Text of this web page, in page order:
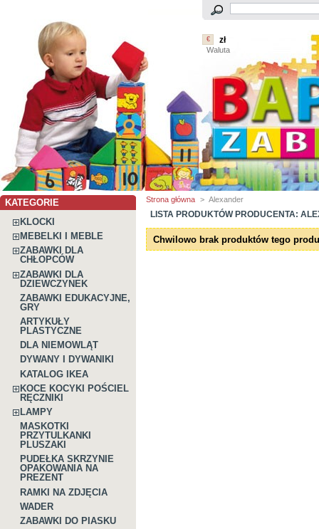
€ zł
Waluta
KATEGORIE
KLOCKI
MEBELKI I MEBLE
ZABAWKI DLA
CHŁOPCÓW
ZABAWKI DLA
DZIEWCZYNEK
ZABAWKI EDUKACYJNE,
GRY
ARTYKUŁY
PLASTYCZNE
DLA NIEMOWLĄT
DYWANY I DYWANIKI
KATALOG IKEA
KOCE KOCYKI POŚCIEL
RĘCZNIKI
LAMPY
MASKOTKI
PRZYTULKANKI
PLUSZAKI
PUDEŁKA SKRZYNIE
OPAKOWANIA NA
PREZENT
RAMKI NA ZDJĘCIA
WADER
ZABAWKI DO PIASKU
Strona główna > Alexander
LISTA PRODUKTÓW PRODUCENTA:
Chwilowo brak produktów tego